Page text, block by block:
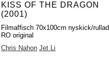
KISS OF THE DRAGON
(2001)
Filmaffisch 70x100cm nyskick/rullad
RO original
Chris Nahon Jet Li